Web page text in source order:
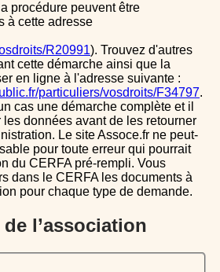
à cette adresse
R20991). Trouvez d'autres
cette démarche ainsi que la
en ligne à l'adresse suivante :
particuliers/vosdroits/F34797.
cas une démarche complète et il
données avant de les retourner
Le site Assoce.fr ne peut-
pour toute erreur qui pourrait
du CERFA pré-rempli. Vous
dans le CERFA les documents à
pour chaque type de demande.
l’association